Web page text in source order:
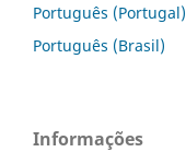
Português (Portugal)
Português (Brasil)
Informações